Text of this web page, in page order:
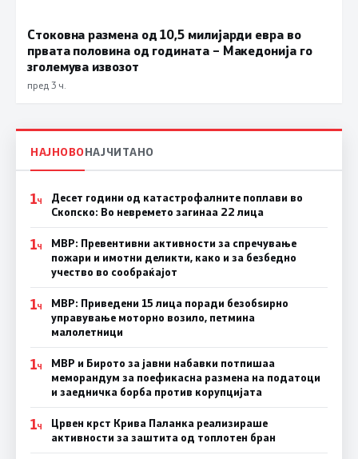
Стоковна размена од 10,5 милијарди евра во
првата половина од годината – Македонија го
зголемува извозот
пред 3 ч.
НАЈНОВОНАЈЧИТАНО
1Ч
Десет години од катастрофалните поплави во
Скопско: Во невремето загинаа 22 лица
1Ч
МВР: Превентивни активности за спречување
пожари и имотни деликти, како и за безбедно
учество во сообраќајот
1Ч
МВР: Приведени 15 лица поради безобѕирно
управување моторно возило, петмина
малолетници
1Ч
МВР и Бирото за јавни набавки потпишаа
меморандум за поефикасна размена на податоци
и заедничка борба против корупцијата
1Ч
Црвен крст Крива Паланка реализираше
активности за заштита од топлотен бран